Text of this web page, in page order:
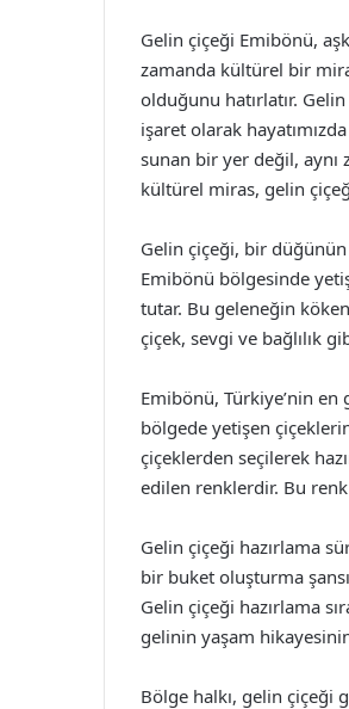
Gelin çiçeği Emibönü,
zamanda kültürel bir
olduğunu hatırlatır.
işaret olarak
sunan bir yer değil, aynı
kültürel miras, gelin
Gelin çiçeği, bir
Emibönü bölgesinde
tutar. Bu geleneğin
çiçek, sevgi ve bağlılık
Emibönü, Türkiye’nin
bölgede yetişen
çiçeklerden seçilerek
edilen renklerdir. Bu
Gelin çiçeği hazırlama
bir buket oluşturma
Gelin çiçeği hazırlama
gelinin yaşam hikayesinin
Bölge halkı, gelin çiçeği